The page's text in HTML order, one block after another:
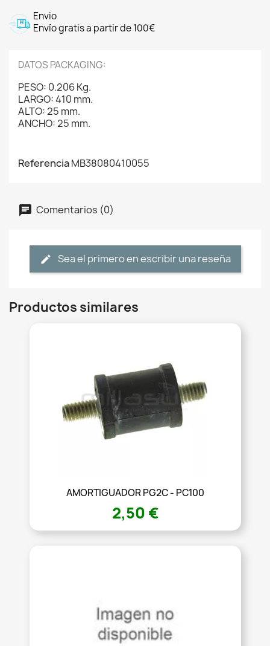
Envio
Envío gratis a partir de 100€
DATOS PACKAGING:
PESO: 0.206 Kg.
LARGO: 410 mm.
ALTO: 25 mm.
ANCHO: 25 mm.
ReferenciaMB38080410055
Comentarios (0)
Sea el primero en escribir una reseña
Productos similares
AMORTIGUADOR PG2C - PC100
2,50 €